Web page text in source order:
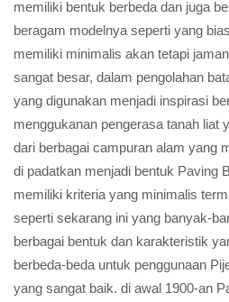
memiliki bentuk berbeda dan juga
beragam modelnya seperti yang
memiliki minimalis akan tetapi
sangat besar, dalam pengolahan
yang digunakan menjadi inspirasi
menggukanan pengerasa tanah liat
dari berbagai campuran alam yang
di padatkan menjadi bentuk Paving
memiliki kriteria yang minimalis
seperti sekarang ini yang banyak-
berbagai bentuk dan karakteristik
berbeda-beda untuk penggunaan
yang sangat baik. di awal 1900-an